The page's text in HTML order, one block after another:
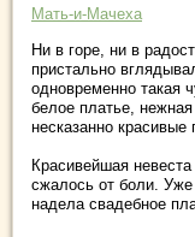
Мать-и-Мачеха
Ни в горе, ни в
пристально
одновременно такая
белое платье,
несказанно красивые
Красивейшая
сжалось от боли. Уже
надела свадебное